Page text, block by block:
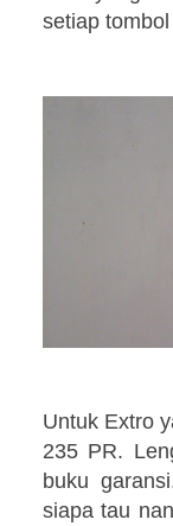
setiap
Untuk Extro
235 PR.
buku
siapa tau